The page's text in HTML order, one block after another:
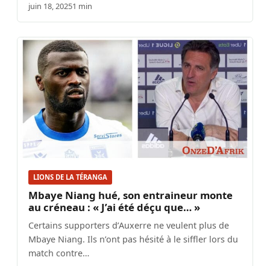
juin 18, 20251 min
LIONS DE LA TÉRANGA
Mbaye Niang hué, son entraineur monte
au créneau : « J’ai été déçu que… »
Certains supporters d’Auxerre ne veulent plus de
Mbaye Niang. Ils n’ont pas hésité à le siffler lors du
match contre…